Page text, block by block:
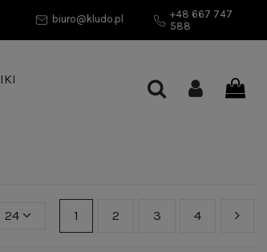
biuro@kludo.pl
+48 667 747
588
24 1 2 3 4